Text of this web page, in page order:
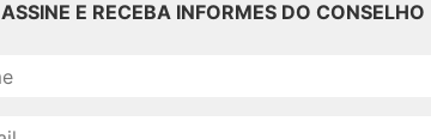
ASSINE E RECEBA INFORMES DO CONSELHO